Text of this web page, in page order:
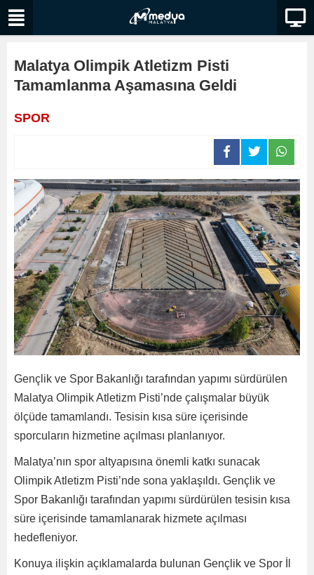
Malatya Olimpik Atletizm Pisti
Tamamlanma Aşamasına Geldi
SPOR
Gençlik ve Spor Bakanlığı tarafından yapımı sürdürülen
Malatya Olimpik Atletizm Pisti’nde çalışmalar büyük
ölçüde tamamlandı. Tesisin kısa süre içerisinde
sporcuların hizmetine açılması planlanıyor.
Malatya’nın spor altyapısına önemli katkı sunacak
Olimpik Atletizm Pisti’nde sona yaklaşıldı. Gençlik ve
Spor Bakanlığı tarafından yapımı sürdürülen tesisin kısa
süre içerisinde tamamlanarak hizmete açılması
hedefleniyor.
Konuya ilişkin açıklamalarda bulunan Gençlik ve Spor İl